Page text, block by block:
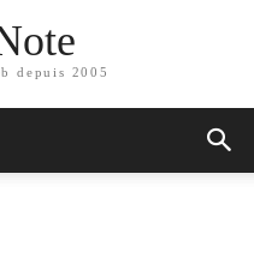
depuis 2005